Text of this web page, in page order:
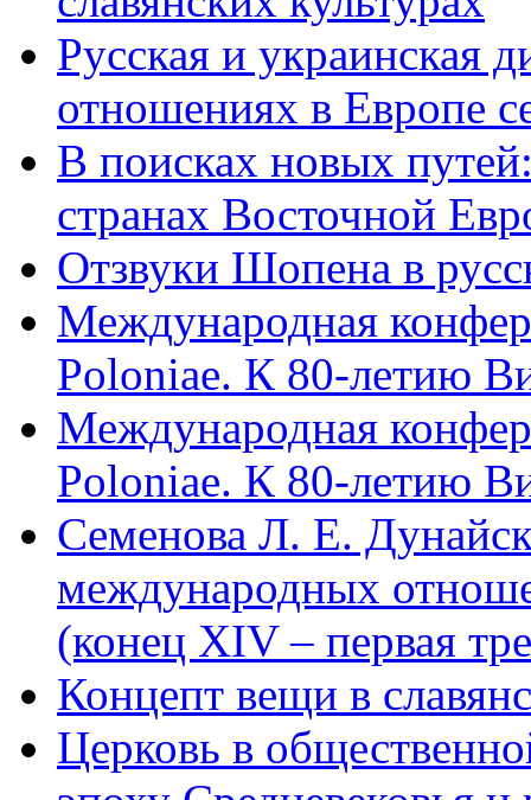
Русская и украинская
отношениях в Европе
В поисках новых
странах Восточной
Отзвуки Шопена в
Международная
Poloniae. К 80-летию
Международная
Poloniae. К 80-летию
Семенова Л. Е.
международных
(конец XIV – первая
Концепт вещи в
Церковь в